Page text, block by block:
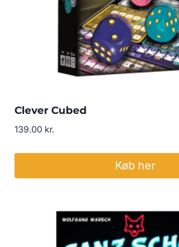
Clever Cubed
139.00 kr.
Køb her